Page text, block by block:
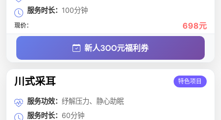
服务时长： 100分钟
现价： 698元
新人3OO元福利券
川式采耳 特色项目
服务功效： 纾解压力、静心助眠
服务时长： 60分钟